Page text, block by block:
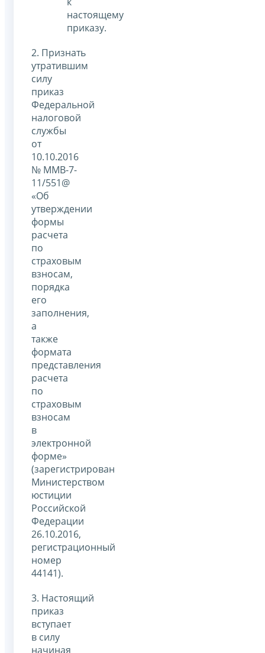
настоящему
приказу.
2. Признать
утратившим
силу
приказ
Федеральной
налоговой
службы
от
10.10.2016
№ ММВ-7-
11/551@
«Об
утверждении
формы
расчета
по
страховым
взносам,
порядка
его
заполнения,
а
также
формата
представления
расчета
по
страховым
взносам
в
электронной
форме»
(зарегистрирован
Министерством
юстиции
Российской
Федерации
26.10.2016,
регистрационный
номер
44141).
3. Настоящий
приказ
вступает
в силу
начиная